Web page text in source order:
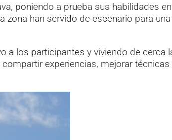
poniendo a prueba sus habilidades en
han servido de escenario para
a los participantes y viviendo de cerca
experiencias, mejorar técnicas